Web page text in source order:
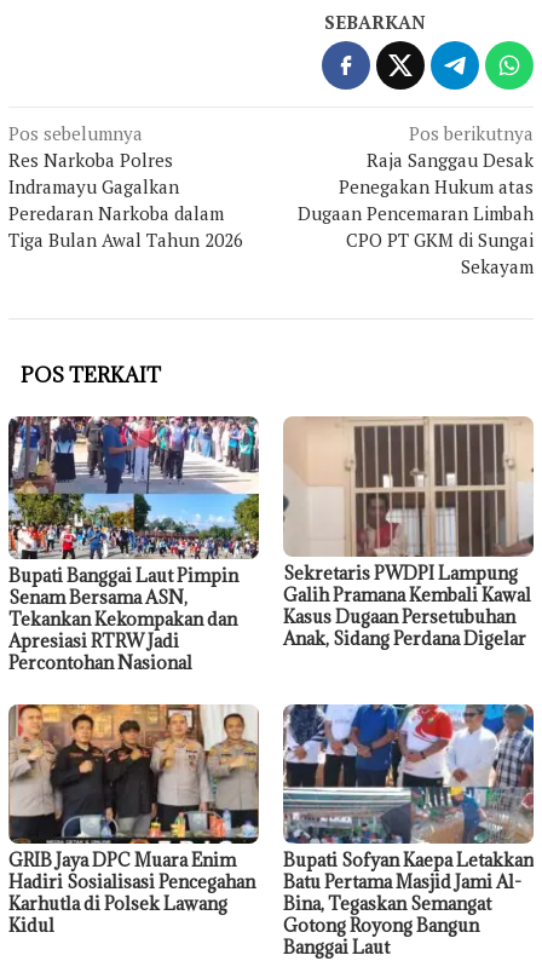
SEBARKAN
Navigasi
pos
Pos sebelumnya
Res Narkoba Polres
Indramayu Gagalkan
Peredaran Narkoba dalam
Tiga Bulan Awal Tahun 2026
Pos berikutnya
Raja Sanggau Desak
Penegakan Hukum atas
Dugaan Pencemaran Limbah
CPO PT GKM di Sungai
Sekayam
POS TERKAIT
Bupati Banggai Laut Pimpin
Senam Bersama ASN,
Tekankan Kekompakan dan
Apresiasi RTRW Jadi
Percontohan Nasional
Sekretaris PWDPI Lampung
Galih Pramana Kembali Kawal
Kasus Dugaan Persetubuhan
Anak, Sidang Perdana Digelar
GRIB Jaya DPC Muara Enim
Hadiri Sosialisasi Pencegahan
Karhutla di Polsek Lawang
Kidul
Bupati Sofyan Kaepa Letakkan
Batu Pertama Masjid Jami Al-
Bina, Tegaskan Semangat
Gotong Royong Bangun
Banggai Laut